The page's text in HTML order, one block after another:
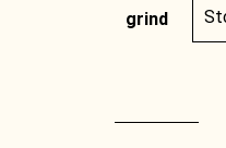
grind